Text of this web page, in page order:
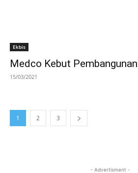
Ekbis
Medco Kebut Pembangunan
15/03/2021
1 2 3
- Advertisment -